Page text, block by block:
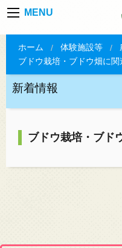
MENU
ホーム 体験施設等
ブドウ栽培・ブドウ畑に
新着情報
ブドウ栽培・ブド